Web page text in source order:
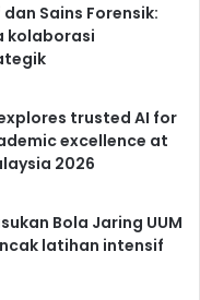
Sains Forensik:
kolaborasi
trusted AI for
excellence at
2026
Bola Jaring UUM
latihan intensif